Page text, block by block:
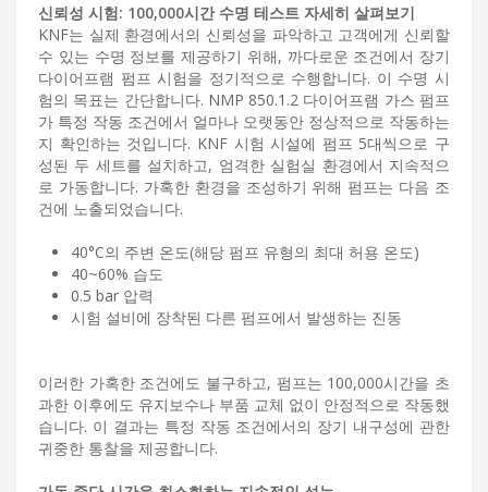
신뢰성 시험: 100,000시간 수명 테스트 자세히 살펴보기
KNF는 실제 환경에서의 신뢰성을 파악하고 고객에게 신뢰할
수 있는 수명 정보를 제공하기 위해, 까다로운 조건에서 장기
다이어프램 펌프 시험을 정기적으로 수행합니다. 이 수명 시
험의 목표는 간단합니다. NMP 850.1.2 다이어프램 가스 펌프
가 특정 작동 조건에서 얼마나 오랫동안 정상적으로 작동하는
지 확인하는 것입니다. KNF 시험 시설에 펌프 5대씩으로 구
성된 두 세트를 설치하고, 엄격한 실험실 환경에서 지속적으
로 가동합니다. 가혹한 환경을 조성하기 위해 펌프는 다음 조
건에 노출되었습니다.
40°C의 주변 온도(해당 펌프 유형의 최대 허용 온도)
40~60% 습도
0.5 bar 압력
시험 설비에 장착된 다른 펌프에서 발생하는 진동
이러한 가혹한 조건에도 불구하고, 펌프는 100,000시간을 초
과한 이후에도 유지보수나 부품 교체 없이 안정적으로 작동했
습니다. 이 결과는 특정 작동 조건에서의 장기 내구성에 관한
귀중한 통찰을 제공합니다.